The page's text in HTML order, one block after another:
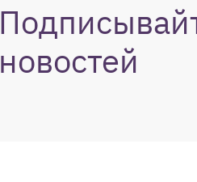
новостей